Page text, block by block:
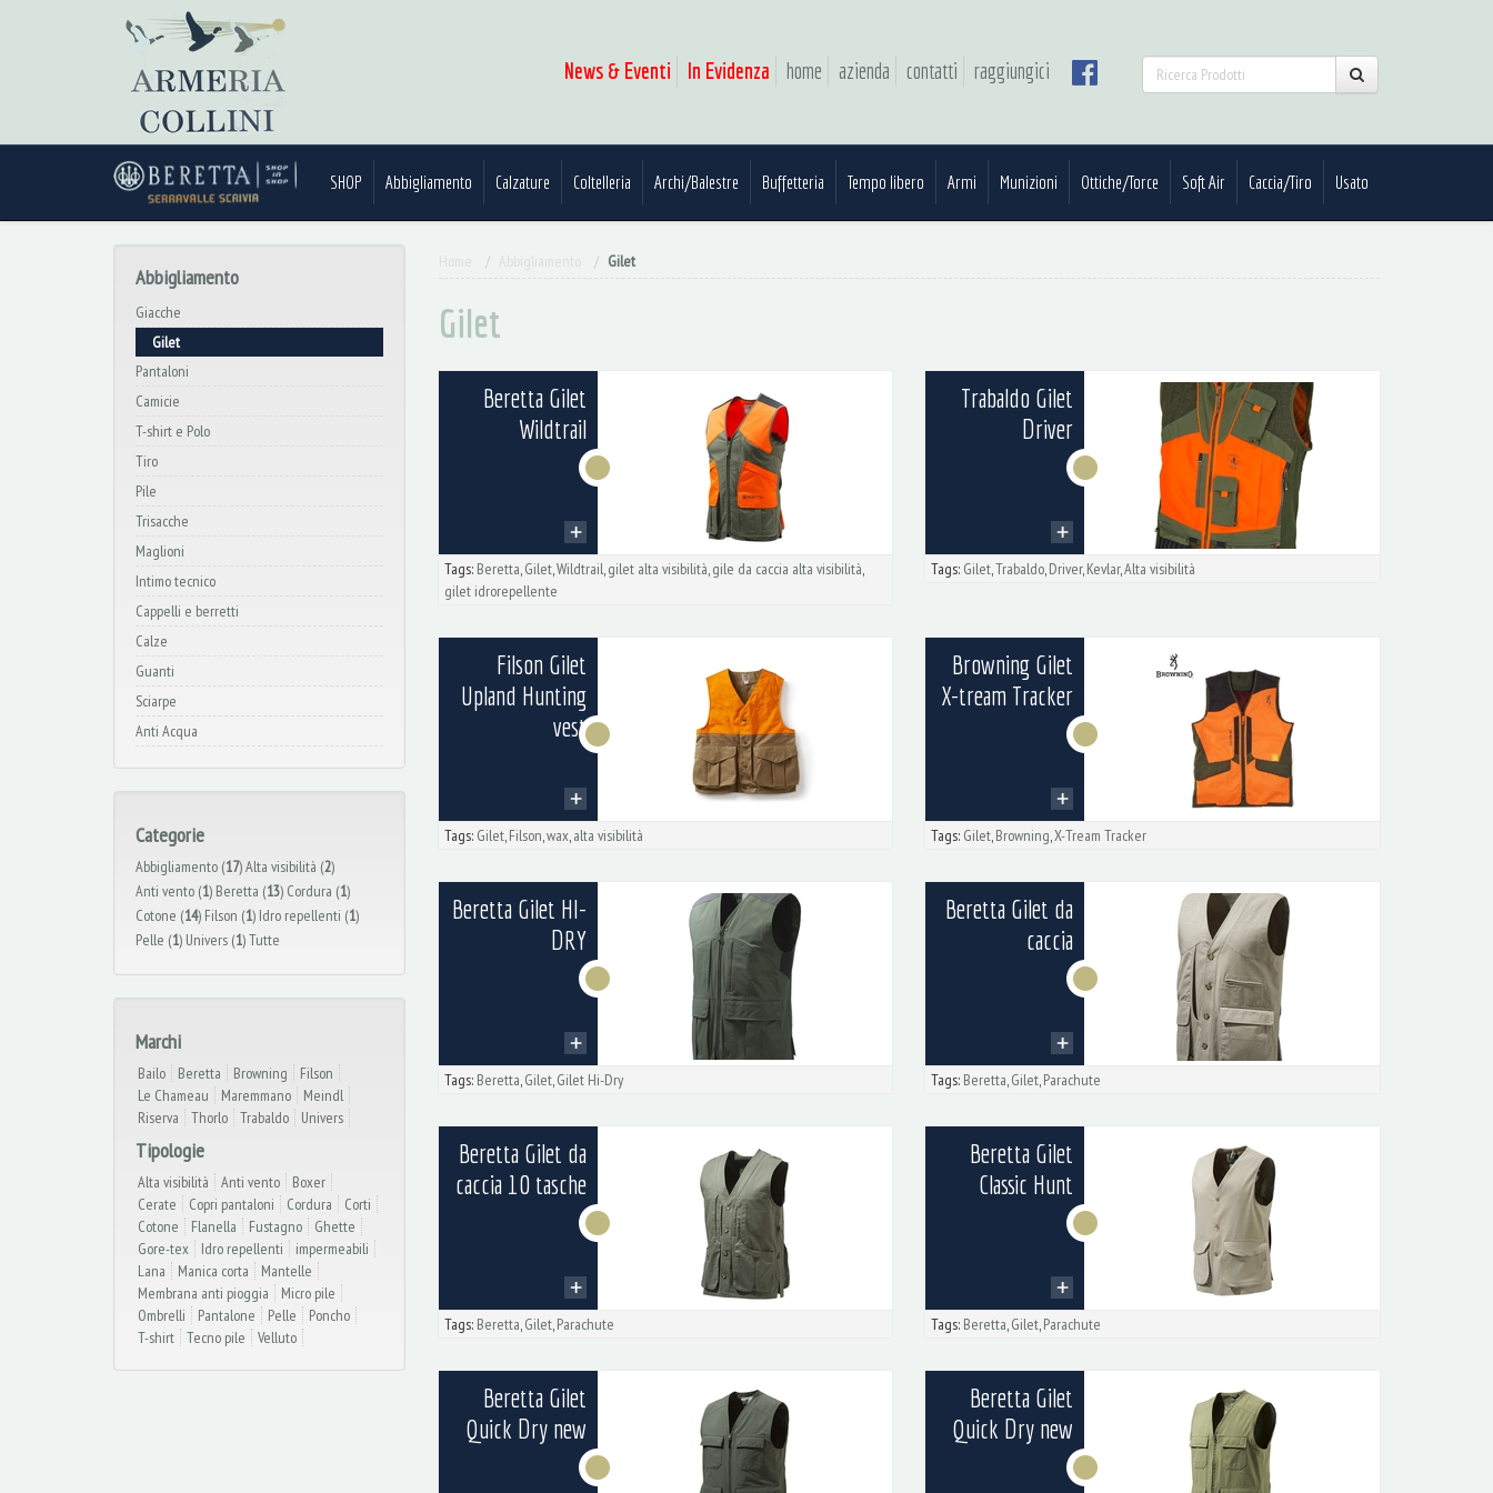
News & Eventi In Evidenza home azienda contatti raggiungici
SHOP Abbigliamento Calzature Coltelleria Archi/Balestre Buffetteria Tempo libero Armi Munizioni Ottiche/Torce Soft Air Caccia/Tiro Usato
Gilet
Gilet
Beretta Gilet
Wildtrail
Tags: Beretta,Gilet,Wildtrail,gilet alta visibilità,gile da caccia alta visibilità,
gilet idrorepellente
Trabaldo Gilet
Driver
Tags: Gilet,Trabaldo,Driver,Kevlar,Alta visibilità
Filson Gilet
Upland Hunting
vest
Tags: Gilet,Filson,wax,alta visibilità
Browning Gilet
X-tream Tracker
Tags: Gilet,Browning,X-Tream Tracker
Beretta Gilet HI-
DRY
Tags: Beretta,Gilet,Gilet Hi-Dry
Beretta Gilet da
caccia
Tags: Beretta,Gilet,Parachute
Beretta Gilet da
caccia 10 tasche
Tags: Beretta,Gilet,Parachute
Beretta Gilet
Classic Hunt
Tags: Beretta,Gilet,Parachute
Beretta Gilet
Quick Dry new
Beretta Gilet
Quick Dry new
Abbigliamento
Giacche
Gilet
Pantaloni
Camicie
T-shirt e Polo
Tiro
Pile
Trisacche
Maglioni
Intimo tecnico
Cappelli e berretti
Calze
Guanti
Sciarpe
Anti Acqua
Categorie
Abbigliamento (17)Alta visibilità (2)
Anti vento (1) Beretta (13) Cordura (1)
Cotone (14) Filson (1) Idro repellenti (1)
Pelle (1) Univers (1)Tutte
Marchi
Bailo Beretta Browning
Filson
Le Chameau
Maremmano
Meindl
Riserva
Thorlo Trabaldo Univers
Tipologie
Alta visibilità Anti vento
Boxer
Cerate
Copri pantaloni Cordura
Corti
Cotone
Flanella Fustagno
Ghette
Gore-tex
Idro repellenti
impermeabili
Lana
Manica corta
Mantelle
Membrana anti pioggia
Micro pile
Ombrelli
Pantalone Pelle
Poncho
T-shirt
Tecno pile Velluto